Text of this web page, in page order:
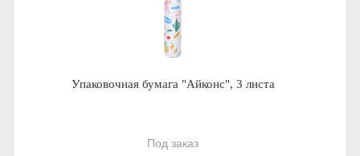
Упаковочная бумага "Айконс", 3 листа
Под заказ